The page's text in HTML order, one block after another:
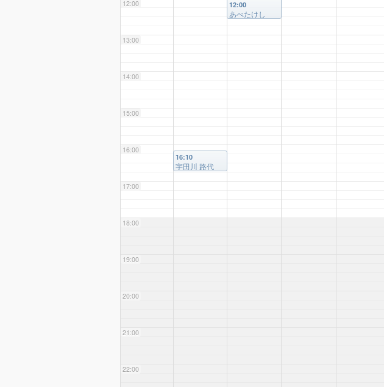
12:00
13:00
14:00
15:00
16:00
17:00
18:00
19:00
20:00
21:00
22:00
16:10
宇田川 路代
12:00
あべたけし